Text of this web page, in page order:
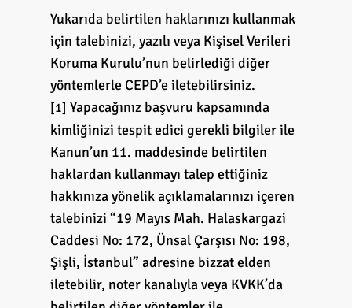
Yukarıda belirtilen haklarınızı kullanmak
için talebinizi, yazılı veya Kişisel Verileri
Koruma Kurulu’nun belirlediği diğer
yöntemlerle CEPD’e iletebilirsiniz.
[1] Yapacağınız başvuru kapsamında
kimliğinizi tespit edici gerekli bilgiler ile
Kanun’un 11. maddesinde belirtilen
haklardan kullanmayı talep ettiğiniz
hakkınıza yönelik açıklamalarınızı içeren
talebinizi “19 Mayıs Mah. Halaskargazi
Caddesi No: 172, Ünsal Çarşısı No: 198,
Şişli, İstanbul” adresine bizzat elden
iletebilir, noter kanalıyla veya KVKK’da